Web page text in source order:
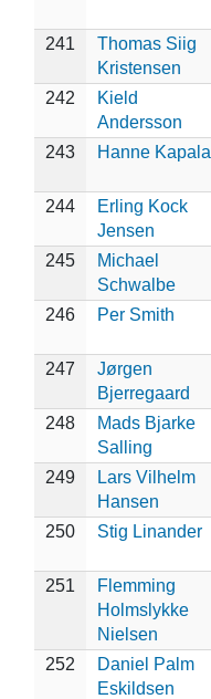
241
Thomas Siig
Kristensen
242
Kield
Andersson
243 Hanne Kapala
244
Erling Kock
Jensen
245
Michael
Schwalbe
246
Per Smith
247
Jørgen
Bjerregaard
248
Mads Bjarke
Salling
249
Lars Vilhelm
Hansen
250 Stig Linander
251
Flemming
Holmslykke
Nielsen
252
Daniel Palm
Eskildsen